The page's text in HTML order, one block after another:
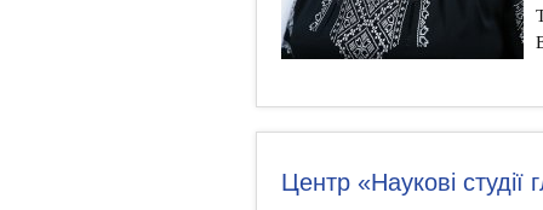
Центр «Наукові студії